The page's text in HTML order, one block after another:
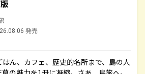
発売
ん、カフェ、歴史的名所まで、島の人